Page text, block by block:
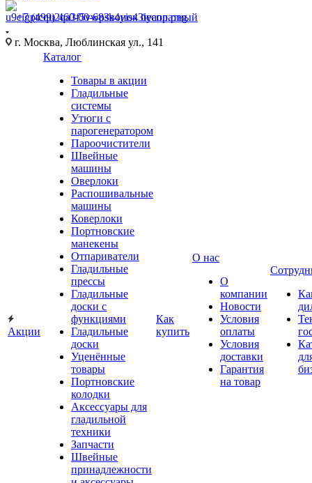
+7 (499) 460-00-68Звонок бесплатный
г. Москва, Люблинская ул., 141
Акции
Каталог
Товары в акции
Гладильные
системы
Утюги с
парогенератором
Пароочистители
Швейные
машины
Оверлоки
Распошивальные
машины
Коверлоки
Портновские
манекены
Отпариватели
Гладильные
прессы
Гладильные
доски с
функциями
Гладильные
доски
Уценённые
товары
Портновские
колодки
Аксессуары для
гладильной
техники
Запчасти
Швейные
принадлежности
Как
купить
О нас
О
компании
Новости
Условия
оплаты
Условия
доставки
Гарантия
на товар